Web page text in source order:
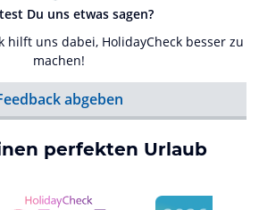
Du uns etwas sagen?
hilft uns dabei, HolidayCheck besser zu
machen!
abgeben
perfekten Urlaub